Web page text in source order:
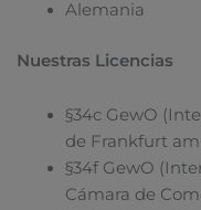
Alemania
Nuestras Licencias
§34c GewO
de Frankfurt am
§34f GewO
Cámara de